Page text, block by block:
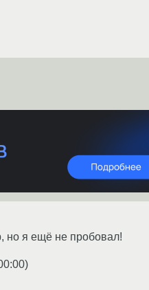
но я ещё не пробовал!
)